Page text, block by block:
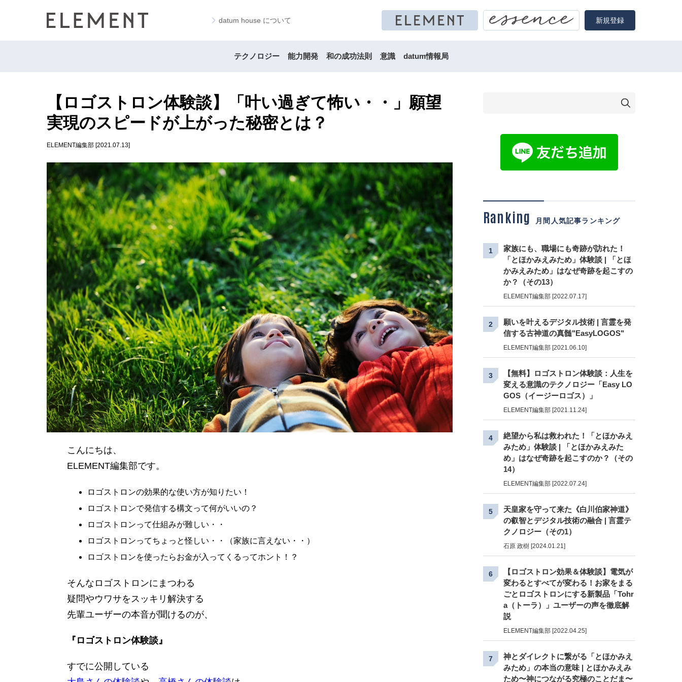
datum house について 新規登録
テクノロジー 能力開発 和の成功法則 意識 datum情報局
【ロゴストロン体験談】「叶い過ぎて怖い・・」願望
実現のスピードが上がった秘密とは？
ELEMENT編集部 [2021.07.13]
こんにちは、
ELEMENT編集部です。
ロゴストロンの効果的な使い方が知りたい！
ロゴストロンで発信する構文って何がいいの？
ロゴストロンって仕組みが難しい・・
ロゴストロンってちょっと怪しい・・（家族に言えない・・）
ロゴストロンを使ったらお金が入ってくるってホント！？
そんなロゴストロンにまつわる
疑問やウワサをスッキリ解決する
先輩ユーザーの本音が聞けるのが、
『ロゴストロン体験談』
すでに公開している
Ranking 月間人気記事ランキング
1
家族にも、職場にも奇跡が訪れた！
「とほかみえみため」体験談 | 「とほ
かみえみため」はなぜ奇跡を起こすの
か？（その13）
ELEMENT編集部 [2022.07.17]
2
願いを叶えるデジタル技術 | 言霊を発
信する古神道の真髄"EasyLOGOS"
ELEMENT編集部 [2021.06.10]
3
【無料】ロゴストロン体験談：人生を
変える意識のテクノロジー「Easy LO
GOS（イージーロゴス）」
ELEMENT編集部 [2021.11.24]
4
絶望から私は救われた！「とほかみえ
みため」体験談 | 「とほかみえみた
め」はなぜ奇跡を起こすのか？（その
14）
ELEMENT編集部 [2022.07.24]
5
天皇家を守って来た《白川伯家神道》
の叡智とデジタル技術の融合 | 言霊テ
クノロジー（その1）
石原 政樹 [2024.01.21]
6
【ロゴストロン効果＆体験談】電気が
変わるとすべてが変わる！お家をまる
ごとロゴストロンにする新製品「Tohr
a（トーラ）」ユーザーの声を徹底解
説
ELEMENT編集部 [2022.04.25]
7
神とダイレクトに繋がる「とほかみえ
みため」の本当の意味 | とほかみえみ
ため〜神につながる究極のことだま〜